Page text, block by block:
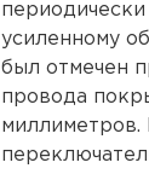
усиленному
был отмечен
провода
миллиметров.